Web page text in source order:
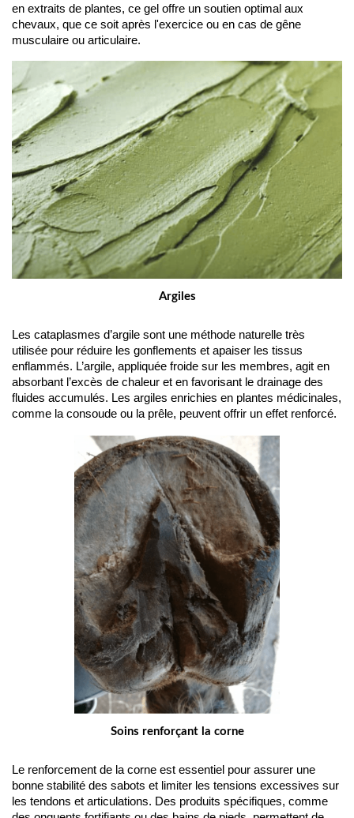
en extraits de plantes, ce gel offre un soutien optimal aux
chevaux, que ce soit après l'exercice ou en cas de gêne
musculaire ou articulaire.
Argiles
Les cataplasmes d’argile sont une méthode naturelle très
utilisée pour réduire les gonflements et apaiser les tissus
enflammés. L’argile, appliquée froide sur les membres, agit en
absorbant l’excès de chaleur et en favorisant le drainage des
fluides accumulés. Les argiles enrichies en plantes médicinales,
comme la consoude ou la prêle, peuvent offrir un effet renforcé.
Soins renforçant la corne
Le renforcement de la corne est essentiel pour assurer une
bonne stabilité des sabots et limiter les tensions excessives sur
les tendons et articulations. Des produits spécifiques, comme